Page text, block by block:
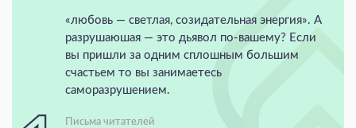
«любовь — светлая, созидательная энергия». А
разрушаюшая — это дьявол по-вашему? Если
вы пришли за одним сплошным большим
счастьем то вы занимаетесь
саморазрушением.
Письма читателей